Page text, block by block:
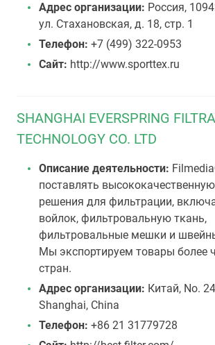
Адрес организации: Россия,
ул. Стахановская, д. 18, стр. 1
Телефон: +7 (499) 322-0953
Сайт: http://www.sporttex.ru
SHANGHAI EVERSPRING
TECHNOLOGY CO. LTD
Описание деятельности:
поставлять
решения для фильтрации,
войлок, фильтровальную ткань,
фильтровальные мешки и
Мы экспортируем товары более
стран.
Адрес организации: Китай, No.
Shanghai, China
Телефон: +86 21 31779728